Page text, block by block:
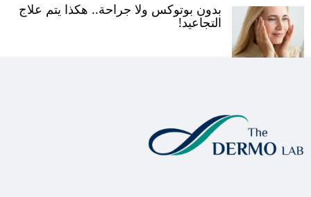
بدون بوتوكس ولا جراحة.. هكذا يتم علاج
التجاعيد!